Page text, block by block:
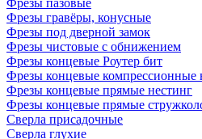
Фрезы пазовые
Фрезы гравёры, конусные
Фрезы под дверной замок
Фрезы чистовые с обнижением
Фрезы концевые Роутер бит
Фрезы концевые компрессионные
Фрезы концевые прямые нестинг
Фрезы концевые прямые
Сверла присадочные
Сверла глухие